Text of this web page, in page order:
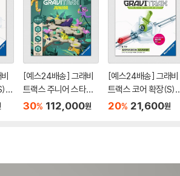
[예스24배송] 그래비
트랙스 주니어 스타터:
정글 / 보드게임
30% 112,000원
[예스24배송] 그래비
트랙스 코어 확장(S):
해머 / 마블런[8세이
20% 21,600원